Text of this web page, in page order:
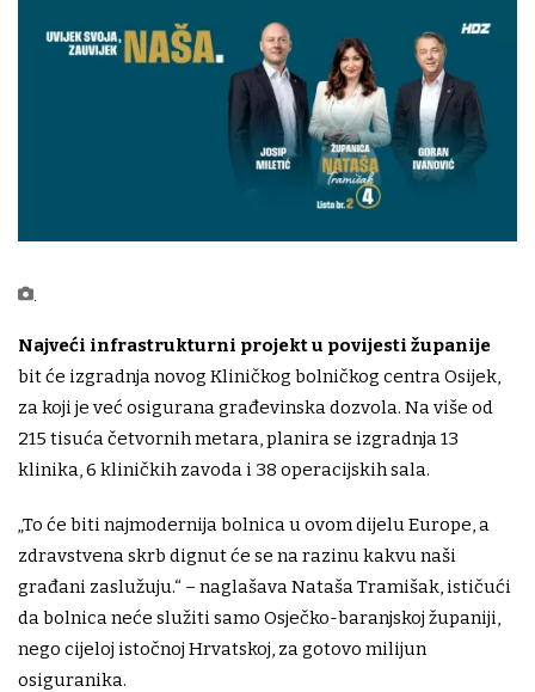
Najveći infrastrukturni projekt u povijesti županije
bit će izgradnja novog Kliničkog bolničkog centra Osijek,
za koji je već osigurana građevinska dozvola. Na više od
215 tisuća četvornih metara, planira se izgradnja 13
klinika, 6 kliničkih zavoda i 38 operacijskih sala.
„To će biti najmodernija bolnica u ovom dijelu Europe, a
zdravstvena skrb dignut će se na razinu kakvu naši
građani zaslužuju.“ – naglašava Nataša Tramišak, ističući
da bolnica neće služiti samo Osječko-baranjskoj županiji,
nego cijeloj istočnoj Hrvatskoj, za gotovo milijun
osiguranika.